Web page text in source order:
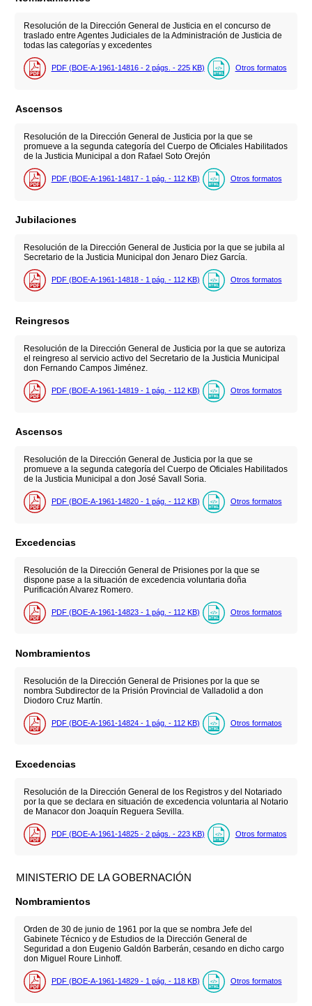
Resolución de la Dirección General de Justicia en el concurso de
traslado entre Agentes Judiciales de la Administración de Justicia de
todas las categorías y excedentes
PDF (BOE-A-1961-14816 - 2 págs. - 225 KB) Otros formatos
Ascensos
Resolución de la Dirección General de Justicia por la que se
promueve a la segunda categoría del Cuerpo de Oficiales Habilitados
de la Justicia Municipal a don Rafael Soto Orejón
PDF (BOE-A-1961-14817 - 1 pág. - 112 KB) Otros formatos
Jubilaciones
Resolución de la Dirección General de Justicia por la que se jubila al
Secretario de la Justicia Municipal don Jenaro Diez García.
PDF (BOE-A-1961-14818 - 1 pág. - 112 KB) Otros formatos
Reingresos
Resolución de la Dirección General de Justicia por la que se autoriza
el reingreso al servicio activo del Secretario de la Justicia Municipal
don Fernando Campos Jiménez.
PDF (BOE-A-1961-14819 - 1 pág. - 112 KB) Otros formatos
Ascensos
Resolución de la Dirección General de Justicia por la que se
promueve a la segunda categoría del Cuerpo de Oficiales Habilitados
de la Justicia Municipal a don José Savall Soria.
PDF (BOE-A-1961-14820 - 1 pág. - 112 KB) Otros formatos
Excedencias
Resolución de la Dirección General de Prisiones por la que se
dispone pase a la situación de excedencia voluntaria doña
Purificación Alvarez Romero.
PDF (BOE-A-1961-14823 - 1 pág. - 112 KB) Otros formatos
Nombramientos
Resolución de la Dirección General de Prisiones por la que se
nombra Subdirector de la Prisión Provincial de Valladolid a don
Diodoro Cruz Martín.
PDF (BOE-A-1961-14824 - 1 pág. - 112 KB) Otros formatos
Excedencias
Resolución de la Dirección General de los Registros y del Notariado
por la que se declara en situación de excedencia voluntaria al Notario
de Manacor don Joaquín Reguera Sevilla.
PDF (BOE-A-1961-14825 - 2 págs. - 223 KB) Otros formatos
MINISTERIO DE LA GOBERNACIÓN
Nombramientos
Orden de 30 de junio de 1961 por la que se nombra Jefe del
Gabinete Técnico y de Estudios de la Dirección General de
Seguridad a don Eugenio Galdón Barberán, cesando en dicho cargo
don Miguel Roure Linhoff.
PDF (BOE-A-1961-14829 - 1 pág. - 118 KB) Otros formatos